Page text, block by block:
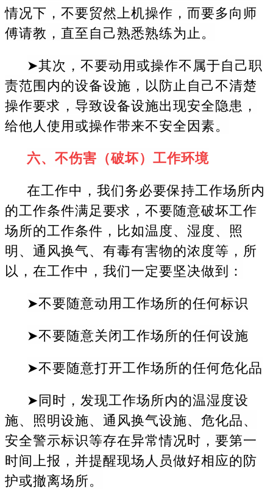
情况下，不要贸然上机操作，而要多向师
傅请教，直至自己熟悉熟练为止。
➤其次，不要动用或操作不属于自己职
责范围内的设备设施，以防止自己不清楚
操作要求，导致设备设施出现安全隐患，
给他人使用或操作带来不安全因素。
六、不伤害（破坏）工作环境
在工作中，我们务必要保持工作场所内
的工作条件满足要求，不要随意破坏工作
场所的工作条件，比如温度、湿度、照
明、通风换气、有毒有害物的浓度等，所
以，在工作中，我们一定要坚决做到：
➤不要随意动用工作场所的任何标识
➤不要随意关闭工作场所的任何设施
➤不要随意打开工作场所的任何危化品
➤同时，发现工作场所内的温湿度设
施、照明设施、通风换气设施、危化品、
安全警示标识等存在异常情况时，要第一
时间上报，并提醒现场人员做好相应的防
护或撤离场所。